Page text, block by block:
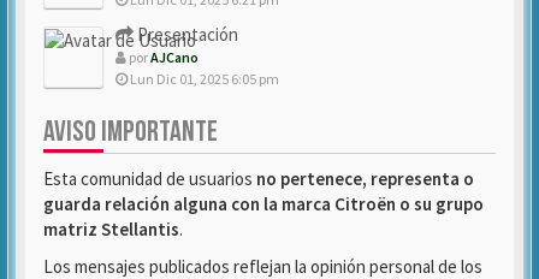
Presentación
porAJCano
Lun Dic 01, 2025 6:05 pm
AVISO IMPORTANTE
Esta comunidad de usuarios no pertenece, representa o
guarda relación alguna con la marca Citroën o su grupo
matriz Stellantis.
Los mensajes publicados reflejan la opinión personal de los